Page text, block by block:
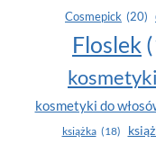
Cosmepick (20)
Floslek
kosmetyki
kosmetyki do
książka (18)